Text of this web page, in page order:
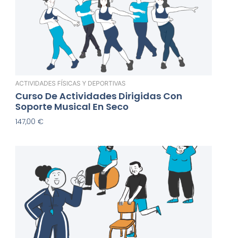
ACTIVIDADES FÍSICAS Y DEPORTIVAS
Curso De Actividades Dirigidas Con
Soporte Musical En Seco
147,00 €